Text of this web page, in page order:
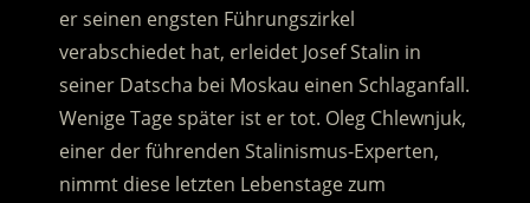
er seinen engsten Führungszirkel
verabschiedet hat, erleidet Josef Stalin in
seiner Datscha bei Moskau einen Schlaganfall.
Wenige Tage später ist er tot. Oleg Chlewnjuk,
einer der führenden Stalinismus-Experten,
nimmt diese letzten Lebenstage zum